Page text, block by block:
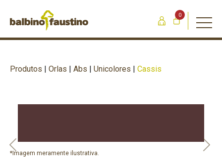
0
Produtos | Orlas | Abs | Unicolores | Cassis
Previous Next
*Imagem meramente ilustrativa.